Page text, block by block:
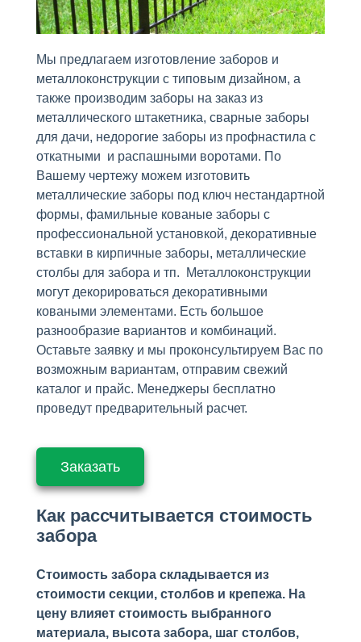
Мы предлагаем изготовление заборов и
металлоконструкции с типовым дизайном, а
также производим заборы на заказ из
металлического штакетника, сварные заборы
для дачи, недорогие заборы из профнастила с
откатными и распашными воротами. По
Вашему чертежу можем изготовить
металлические заборы под ключ нестандартной
формы, фамильные кованые заборы с
профессиональной установкой, декоративные
вставки в кирпичные заборы, металлические
столбы для забора и тп. Металлоконструкции
могут декорироваться декоративными
коваными элементами. Есть большое
разнообразие вариантов и комбинаций.
Оставьте заявку и мы проконсультируем Вас по
возможным вариантам, отправим свежий
каталог и прайс. Менеджеры бесплатно
проведут предварительный расчет.
Заказать
Как рассчитывается стоимость
забора
Стоимость забора складывается из
стоимости секции, столбов и крепежа. На
цену влияет стоимость выбранного
материала, высота забора, шаг столбов,